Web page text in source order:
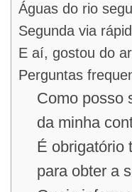
Águas do rio
Segunda via
E aí, gostou do
Perguntas
Como posso
da minha
É obrigatório
para obter a